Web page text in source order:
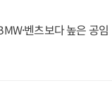
벤츠보다 높은 공임